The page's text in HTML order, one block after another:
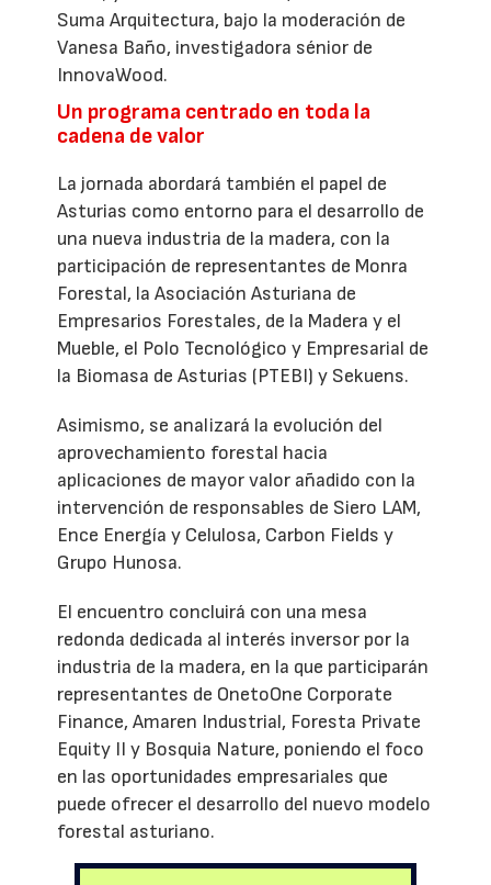
Suma Arquitectura, bajo la moderación de
Vanesa Baño, investigadora sénior de
InnovaWood.
Un programa centrado en toda la
cadena de valor
La jornada abordará también el papel de
Asturias como entorno para el desarrollo de
una nueva industria de la madera, con la
participación de representantes de Monra
Forestal, la Asociación Asturiana de
Empresarios Forestales, de la Madera y el
Mueble, el Polo Tecnológico y Empresarial de
la Biomasa de Asturias (PTEBI) y Sekuens.
Asimismo, se analizará la evolución del
aprovechamiento forestal hacia
aplicaciones de mayor valor añadido con la
intervención de responsables de Siero LAM,
Ence Energía y Celulosa, Carbon Fields y
Grupo Hunosa.
El encuentro concluirá con una mesa
redonda dedicada al interés inversor por la
industria de la madera, en la que participarán
representantes de OnetoOne Corporate
Finance, Amaren Industrial, Foresta Private
Equity II y Bosquia Nature, poniendo el foco
en las oportunidades empresariales que
puede ofrecer el desarrollo del nuevo modelo
forestal asturiano.